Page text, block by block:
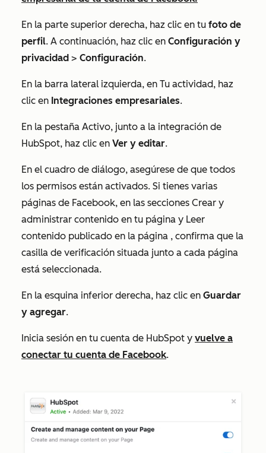
En la parte superior derecha, haz clic en tu foto de
perfil. A continuación, haz clic en Configuración y
privacidad > Configuración.
En la barra lateral izquierda, en Tu actividad, haz
clic en Integraciones empresariales.
En la pestaña Activo, junto a la integración de
HubSpot, haz clic en Ver y editar.
En el cuadro de diálogo, asegúrese de que todos
los permisos están activados. Si tienes varias
páginas de Facebook, en las secciones Crear y
administrar contenido en tu página y Leer
contenido publicado en la página , confirma que la
casilla de verificación situada junto a cada página
está seleccionada.
En la esquina inferior derecha, haz clic en Guardar
y agregar.
Inicia sesión en tu cuenta de HubSpot y vuelve a
conectar tu cuenta de Facebook.